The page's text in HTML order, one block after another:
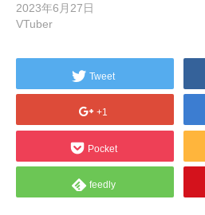
2023年6月27日
VTuber
Tweet
+1
Pocket
feedly